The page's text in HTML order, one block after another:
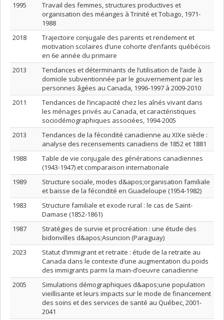
1995
Travail des femmes, structures productives et
organisation des méanges à Trinité et Tobago, 1971-
1988
2018
Trajectoire conjugale des parents et rendement et
motivation scolaires d’une cohorte d’enfants québécois
en 6e année du primaire
2013
Tendances et déterminants de l’utilisation de l’aide à
domicile subventionnée par le gouvernement par les
personnes âgées au Canada, 1996-1997 à 2009-2010
2011
Tendances de l’incapacité chez les aînés vivant dans
les ménages privés au Canada, et caractéristiques
sociodémographiques associées, 1994-2005
2013
Tendances de la fécondité canadienne au XIXe siècle :
analyse des recensements canadiens de 1852 et 1881
1988
Table de vie conjugale des générations canadiennes
(1943-1947) et comparaison internationale
1989
Structure sociale, modes d&apos;organisation familiale
et baisse de la fécondité en Guadeloupe (1954-1982)
1983
Structure familiale et exode rural : le cas de Saint-
Damase (1852-1861)
1987
Stratégies de survie et procréation : une étude des
bidonvilles d&apos;Asuncion (Paraguay)
2023
Statut d’immigrant et retraite : étude de la retraite au
Canada dans le contexte d’une augmentation du poids
des immigrants parmi la main-d’oeuvre canadienne
2005
Simulations démographiques d&apos;une population
vieillisante et leurs impacts sur le mode de financement
des soins et des services de santé au Québec, 2001-
2041